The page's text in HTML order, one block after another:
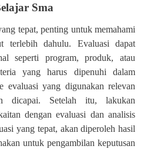
Sma
tepat, penting untuk memahami
terlebih dahulu. Evaluasi dapat
seperti program, produk, atau
yang harus dipenuhi dalam
evaluasi yang digunakan relevan
dicapai. Setelah itu, lakukan
dengan evaluasi dan analisis
yang tepat, akan diperoleh hasil
untuk pengambilan keputusan